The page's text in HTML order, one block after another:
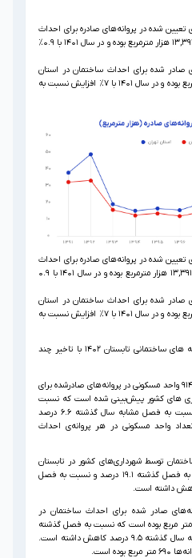
شده در پروانه‌های صادره برای احداث
ساختمان در استان تهران حدود ۱۳,۳۹۱ هزار مترمربع بوده و در سال ۱۴۰۱ با ۰.۹%
صادر شده برای احداث ساختمان در استان
تهران در حدود ۵,۳۳۸ هزار مترمربع بوده و در سال ۱۴۰۱ با ۷% افزایش نسبت به
شده در پروانه‌های صادره برای احداث
ساختمان در استان تهران حدود ۱۳,۳۹۱ هزار مترمربع بوده و در سال ۱۴۰۱ با ۰.۹
صادر شده برای احداث ساختمان در استان
تهران در حدود ۵,۳۳۸ هزار مترمربع بوده و در سال ۱۴۰۱ با ۷% افزایش نسبت به
تعداد واحدهای مسکن در پروانه های ساختمانی تابستان ۱۴۰۲ با تاخیر چند
در تابستان سال جاری، تعداد ۹۱۴۵۳ واحد مسکونی در پروانه‌های صادرشده برای
های کشور پیش‌‌بینی شده است که نسبت
به فصل گذشته ۷.۲ درصد و نسبت به فصل مشابه سال گذشته ۶.۶ درصد
واحد مسکونی در هر پروانه‌ی احداث
احداث ساختمان توسط شهرداری‌های کشور در تابستان
۱۴۰۲ صادرشده است که نسبت به فصل گذشته ۱۹.۱ درصد و نسبت به فصل
صادر شده برای احداث ساختمان‌ در
حدود ۱۶۴۹۷ هزار متر مربع بوده است که نسبت به فصل گذشته
۱۰ درصد و نسبت به فصل مشابه سال گذشته ۹.۵ درصد کاهش داشته است.
است.